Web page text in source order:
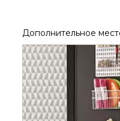
Дополнительное